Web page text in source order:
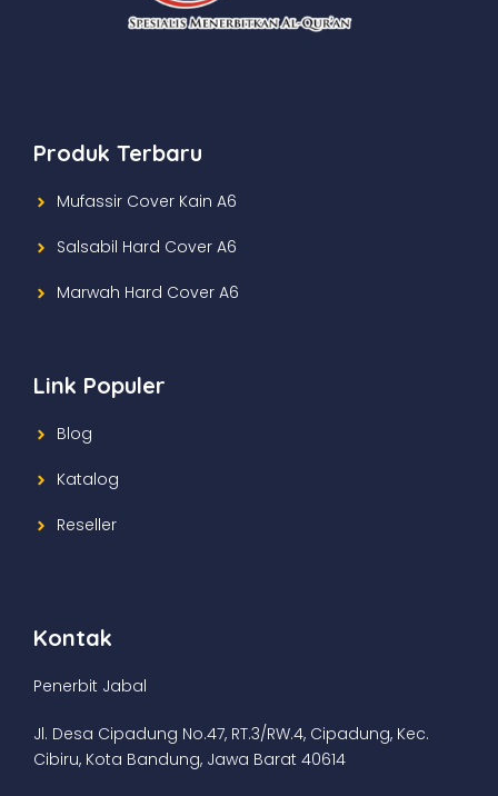
Produk Terbaru
Mufassir Cover Kain A6
Salsabil Hard Cover A6
Marwah Hard Cover A6
Link Populer
Blog
Katalog
Reseller
Kontak
Penerbit Jabal
Jl. Desa Cipadung No.47, RT.3/RW.4, Cipadung, Kec.
Cibiru, Kota Bandung, Jawa Barat 40614